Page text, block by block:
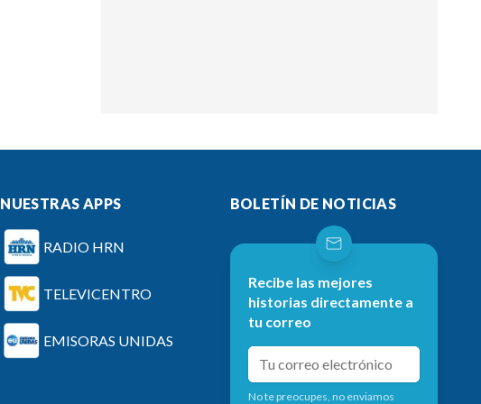
NUESTRAS APPS
RADIO HRN
TELEVICENTRO
EMISORAS UNIDAS
BOLETÍN DE NOTICIAS
Recibe las mejores
historias directamente a
tu correo
No te preocupes, no enviamos